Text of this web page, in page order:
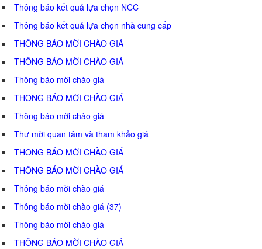
Thông báo kết quả lựa chọn NCC
Thông báo kết quả lựa chọn nhà cung cấp
THÔNG BÁO MỜI CHÀO GIÁ
THÔNG BÁO MỜI CHÀO GIÁ
Thông báo mời chào giá
THÔNG BÁO MỜI CHÀO GIÁ
Thông báo mời chào giá
Thư mời quan tâm và tham khảo giá
THÔNG BÁO MỜI CHÀO GIÁ
THÔNG BÁO MỜI CHÀO GIÁ
Thông báo mời chào giá
Thông báo mời chào giá (37)
Thông báo mời chào giá
THÔNG BÁO MỜI CHÀO GIÁ